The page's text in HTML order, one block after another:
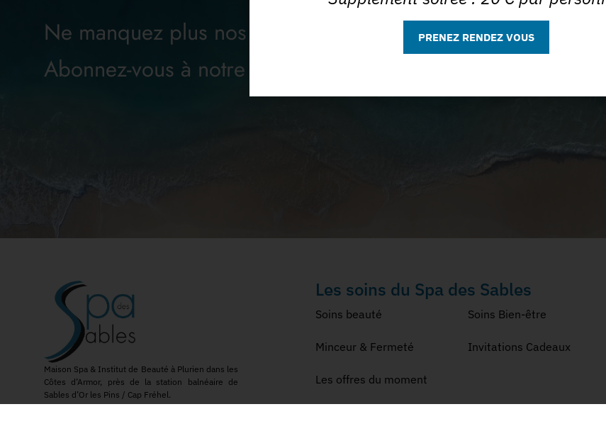
Ne manquez plus nos offres du moment
Abonnez-vous à notre Newsletter
J'accepte que
Maison Spa & Institut de Beauté à Plurien dans les
Côtes d’Armor, près de la station balnéaire de
Sables d’Or les Pins / Cap Fréhel.
Les soins du Spa des Sables
Soins beauté Soins Bien-être
Minceur & Fermeté Invitations Cadeaux
Les offres du moment
PRENEZ RENDEZ VOUS